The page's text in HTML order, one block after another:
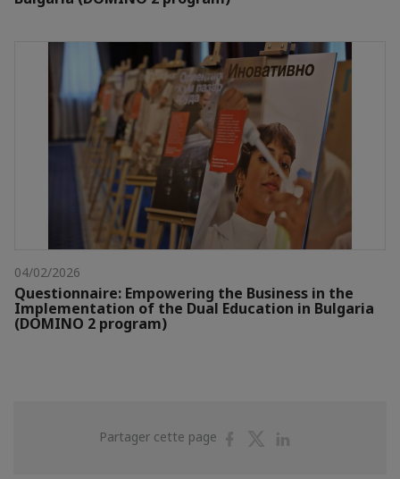
04/02/2026
Questionnaire: Empowering the Business in the
Implementation of the Dual Education in Bulgaria
(DOMINO 2 program)
Partager cette page
PartagerPartager